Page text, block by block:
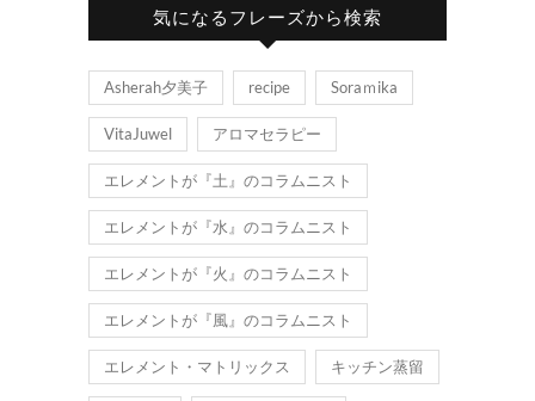
気になるフレーズから検索
Asherah夕美子 recipe Soraｍika
VitaJuwel アロマセラピー
エレメントが『土』のコラムニスト
エレメントが『水』のコラムニスト
エレメントが『火』のコラムニスト
エレメントが『風』のコラムニスト
エレメント・マトリックス キッチン蒸留